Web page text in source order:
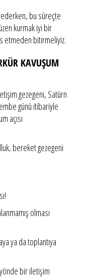
ederken, bu süreçte
kurmak iyi bir
etmeden bitirmeliyiz.
KAVUŞUM
gezegeni, Satürn
günü itibariyle
açısı
bereket gezegeni
olması
ya da toplantıya
bir iletişim